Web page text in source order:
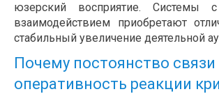
юзерский восприятие. Системы
взаимодействием приобретают
стабильный увеличение деятельной
Почему постоянство связи
оперативность реакции